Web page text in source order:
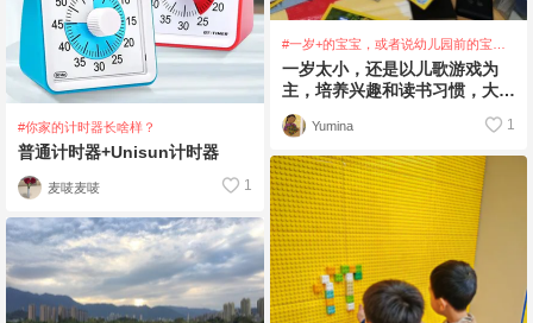
#你家的计时器长啥样？
普通计时器+Unisun计时器
麦唛麦唛 1
#一岁+的宝宝，或者说幼儿园前的宝
宝，全职麻麻怎么进行时间安排的？
一岁太小，还是以儿歌游戏为
主，培养兴趣和读书习惯，大人
可以有计划的引导孩子进行，但
不要强制孩子，毕竟
Yumina 1